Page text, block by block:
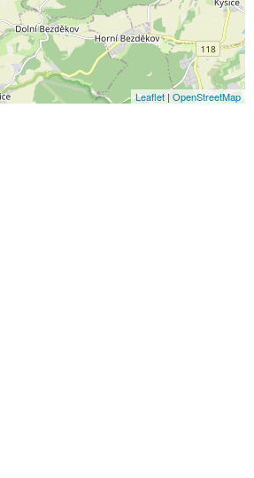
Leaflet |OpenStreetMap